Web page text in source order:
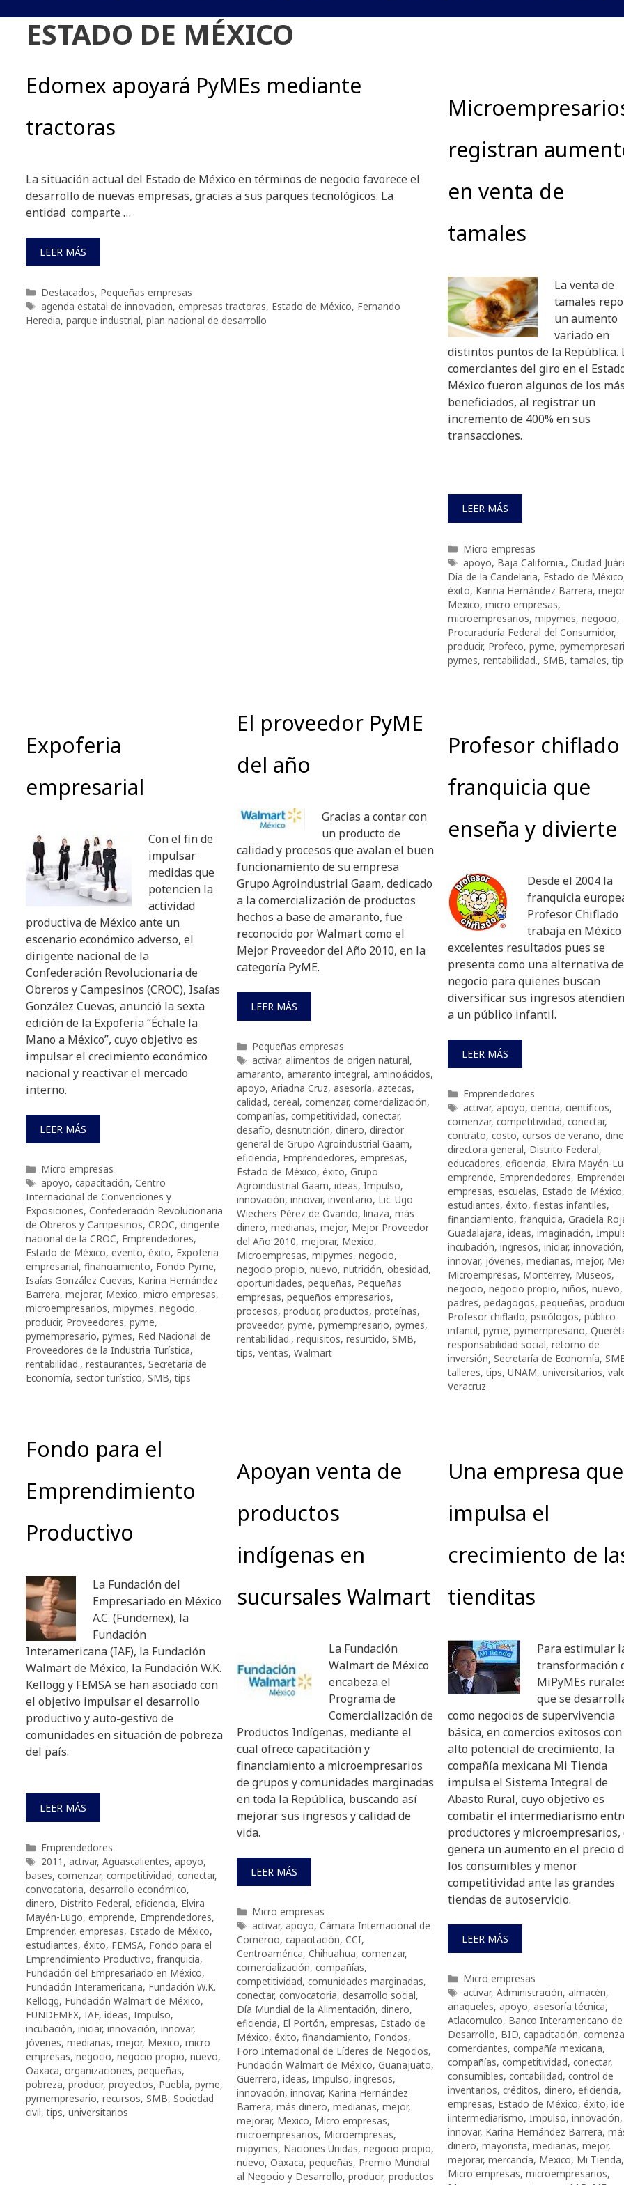
ESTADO DE MÉXICO
Edomex apoyará PyMEs mediante
tractoras
La situación actual del Estado de México en términos de negocio favorece el
desarrollo de nuevas empresas, gracias a sus parques tecnológicos. La
entidad comparte …
LEER MÁS
Categorías
Destacados, Pequeñas empresas
Etiquetas
agenda estatal de innovacion, empresas tractoras, Estado de México, Fernando
Heredia, parque industrial, plan nacional de desarrollo
registran
en venta de
tamales
La venta de
tamales
un aumento
variado en
distintos puntos de la República.
comerciantes del giro en el
México fueron algunos de los más
beneficiados, al registrar un
incremento de 400% en sus
transacciones.
LEER MÁS
Categorías
Micro empresas
Etiquetas
apoyo, Baja California., Ciudad
Día de la Candelaria, Estado de México
éxito, Karina Hernández Barrera,
Mexico, micro empresas,
microempresarios, mipymes, negocio,
Procuraduría Federal del Consumidor,
producir, Profeco, pyme,
pymes, rentabilidad., SMB,tamales,
Expoferia
empresarial
Con el fin de
impulsar
medidas que
potencien la
actividad
productiva de México ante un
escenario económico adverso, el
dirigente nacional de la
Confederación Revolucionaria de
Obreros y Campesinos (CROC), Isaías
González Cuevas, anunció la sexta
edición de la Expoferia “Échale la
Mano a México”, cuyo objetivo es
impulsar el crecimiento económico
nacional y reactivar el mercado
interno.
LEER MÁS
Categorías
Micro empresas
Etiquetas
apoyo, capacitación, Centro
Internacional de Convenciones y
Exposiciones, Confederación Revolucionaria
de Obreros y Campesinos, CROC, dirigente
nacional de la CROC, Emprendedores,
Estado de México, evento, éxito, Expoferia
empresarial, financiamiento, Fondo Pyme,
Isaías González Cuevas, Karina Hernández
Barrera, mejorar, Mexico, micro empresas,
microempresarios, mipymes, negocio,
producir, Proveedores, pyme,
pymempresario, pymes, Red Nacional de
Proveedores de la Industria Turística,
rentabilidad., restaurantes, Secretaría de
Economía, sector turístico, SMB,tips
El proveedor PyME
del año
Gracias a contar con
un producto de
calidad y procesos que avalan el buen
funcionamiento de su empresa
Grupo Agroindustrial Gaam, dedicado
a la comercialización de productos
hechos a base de amaranto, fue
reconocido por Walmart como el
Mejor Proveedor del Año 2010, en la
categoría PyME.
LEER MÁS
Categorías
Pequeñas empresas
Etiquetas
activar, alimentos de origen natural,
amaranto, amaranto integral, aminoácidos,
apoyo, Ariadna Cruz, asesoría, aztecas,
calidad, cereal, comenzar, comercialización,
compañías, competitividad, conectar,
desafío, desnutrición, dinero, director
general de Grupo Agroindustrial Gaam,
eficiencia, Emprendedores, empresas,
Estado de México, éxito, Grupo
Agroindustrial Gaam, ideas, Impulso,
innovación, innovar, inventario, Lic. Ugo
Wiechers Pérez de Ovando, linaza, más
dinero, medianas, mejor, Mejor Proveedor
del Año 2010, mejorar, Mexico,
Microempresas, mipymes, negocio,
negocio propio, nuevo, nutrición, obesidad,
oportunidades, pequeñas, Pequeñas
empresas, pequeños empresarios,
procesos, producir, productos, proteínas,
proveedor, pyme, pymempresario, pymes,
rentabilidad., requisitos, resurtido, SMB,
tips, ventas, Walmart
Profesor chiflado
franquicia que
enseña y divierte
Desde el 2004 la
franquicia
Profesor Chiflado
trabaja en México
excelentes resultados pues se
presenta como una alternativa de
negocio para quienes buscan
diversificar sus ingresos
a un público infantil.
LEER MÁS
Categorías
Emprendedores
Etiquetas
activar, apoyo, ciencia, científicos,
comenzar, competitividad, conectar,
contrato, costo, cursos de verano,
directora general, Distrito Federal,
educadores, eficiencia, Elvira Mayén-
emprende, Emprendedores, Emprender
empresas, escuelas, Estado de México,
estudiantes, éxito, fiestas infantiles,
financiamiento, franquicia, Graciela
Guadalajara, ideas, imaginación,
incubación, ingresos, iniciar, innovación,
innovar, jóvenes, medianas, mejor,
Microempresas, Monterrey, Museos,
negocio, negocio propio, niños, nuevo,
padres, pedagogos, pequeñas, producir
Profesor chiflado, psicólogos, público
infantil, pyme, pymempresario,
responsabilidad social, retorno de
inversión, Secretaría de Economía,
talleres,tips, UNAM, universitarios,
Veracruz
Fondo para el
Emprendimiento
Productivo
La Fundación del
Empresariado en México
A.C. (Fundemex), la
Fundación
Interamericana (IAF), la Fundación
Walmart de México, la Fundación W.K.
Kellogg y FEMSA se han asociado con
el objetivo impulsar el desarrollo
productivo y auto-gestivo de
comunidades en situación de pobreza
del país.
LEER MÁS
Categorías
Emprendedores
Etiquetas
2011 , activar, Aguascalientes, apoyo,
bases, comenzar, competitividad, conectar,
convocatoria, desarrollo económico,
dinero, Distrito Federal, eficiencia, Elvira
Mayén-Lugo, emprende, Emprendedores,
Emprender, empresas, Estado de México,
estudiantes, éxito, FEMSA, Fondo para el
Emprendimiento Productivo, franquicia,
Fundación del Empresariado en México,
Fundación Interamericana, Fundación W.K.
Kellogg, Fundación Walmart de México,
FUNDEMEX, IAF, ideas, Impulso,
incubación, iniciar, innovación, innovar,
jóvenes, medianas, mejor, Mexico, micro
empresas, negocio, negocio propio, nuevo,
Oaxaca, organizaciones, pequeñas,
pobreza, producir, proyectos, Puebla, pyme,
pymempresario, recursos, SMB, Sociedad
civil,tips, universitarios
Apoyan venta de
productos
indígenas en
sucursales Walmart
La Fundación
Walmart de México
encabeza el
Programa de
Comercialización de
Productos Indígenas, mediante el
cual ofrece capacitación y
financiamiento a microempresarios
de grupos y comunidades marginadas
en toda la República, buscando así
mejorar sus ingresos y calidad de
vida.
LEER MÁS
Categorías
Micro empresas
Etiquetas
activar, apoyo, Cámara Internacional de
Comercio, capacitación, CCI,
Centroamérica, Chihuahua, comenzar,
comercialización, compañías,
competitividad, comunidades marginadas,
conectar, convocatoria, desarrollo social,
Día Mundial de la Alimentación, dinero,
eficiencia, El Portón, empresas, Estado de
México, éxito, financiamiento, Fondos,
Foro Internacional de Líderes de Negocios,
Fundación Walmart de México, Guanajuato,
Guerrero, ideas, Impulso, ingresos,
innovación, innovar, Karina Hernández
Barrera, más dinero, medianas, mejor,
mejorar, Mexico, Micro empresas,
microempresarios, Microempresas,
mipymes, Naciones Unidas, negocio propio,
nuevo, Oaxaca, pequeñas, Premio Mundial
al Negocio y Desarrollo, producir, productos
Una empresa que
impulsa el
crecimiento de
tienditas
Para estimular
transformación
MiPyMEs
que se
como negocios de supervivencia
básica, en comercios exitosos
alto potencial de crecimiento, la
compañía mexicana Mi Tienda
impulsa el Sistema Integral de
Abasto Rural, cuyo objetivo es
combatir el intermediarismo
productores y microempresarios,
genera un aumento en el precio
los consumibles y menor
competitividad ante las grandes
tiendas de autoservicio.
LEER MÁS
Categorías
Micro empresas
Etiquetas
activar, Administración, almacén,
anaqueles, apoyo, asesoría técnica,
Atlacomulco, Banco Interamericano de
Desarrollo, BID, capacitación,
comerciantes, compañía mexicana,
compañías, competitividad, conectar,
consumibles, contabilidad, control de
inventarios, créditos, dinero, eficiencia,
empresas, Estado de México, éxito,
iintermediarismo, Impulso, innovación,
innovar, Karina Hernández Barrera,
dinero, mayorista, medianas, mejor,
mejorar, mercancía, Mexico, Mi Tienda,
Micro empresas, microempresarios,